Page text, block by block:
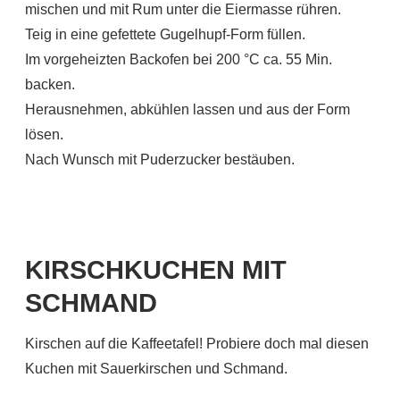
mischen und mit Rum unter die Eiermasse rühren.
Teig in eine gefettete Gugelhupf-Form füllen.
Im vorgeheizten Backofen bei 200 °C ca. 55 Min.
backen.
Herausnehmen, abkühlen lassen und aus der Form
lösen.
Nach Wunsch mit Puderzucker bestäuben.
KIRSCHKUCHEN MIT
SCHMAND
Kirschen auf die Kaffeetafel! Probiere doch mal diesen
Kuchen mit Sauerkirschen und Schmand.